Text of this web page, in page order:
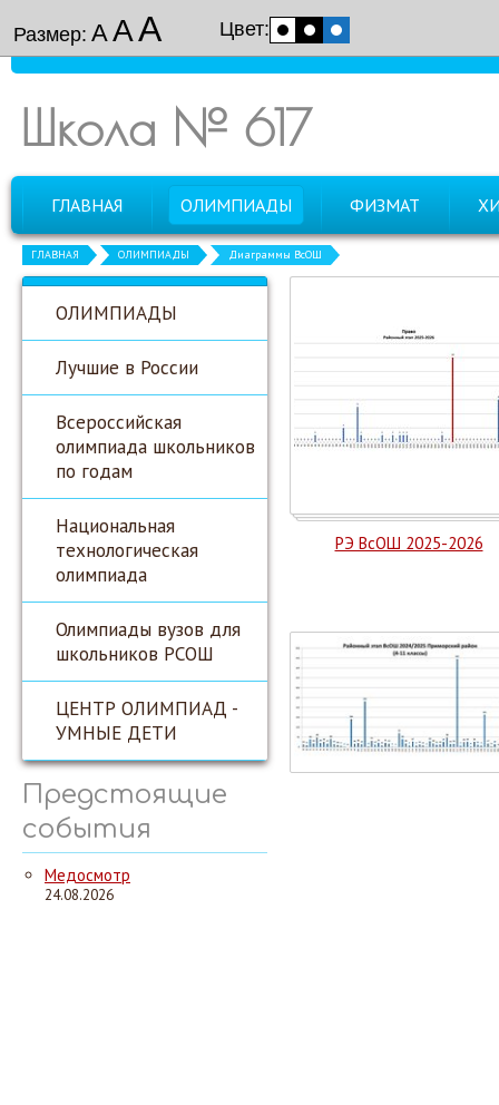
Размер: ААА Цвет:
Школа № 617
ГЛАВНАЯ ОЛИМПИАДЫ ФИЗМАТ
ГЛАВНАЯ ОЛИМПИАДЫ Диаграммы ВсОШ
ОЛИМПИАДЫ
Лучшие в России
Всероссийская
олимпиада школьников
по годам
Национальная
технологическая
олимпиада
Олимпиады вузов для
школьников РСОШ
ЦЕНТР ОЛИМПИАД -
УМНЫЕ ДЕТИ
Предстоящие
события
Медосмотр
24.08.2026
РЭ ВсОШ 2025-2026